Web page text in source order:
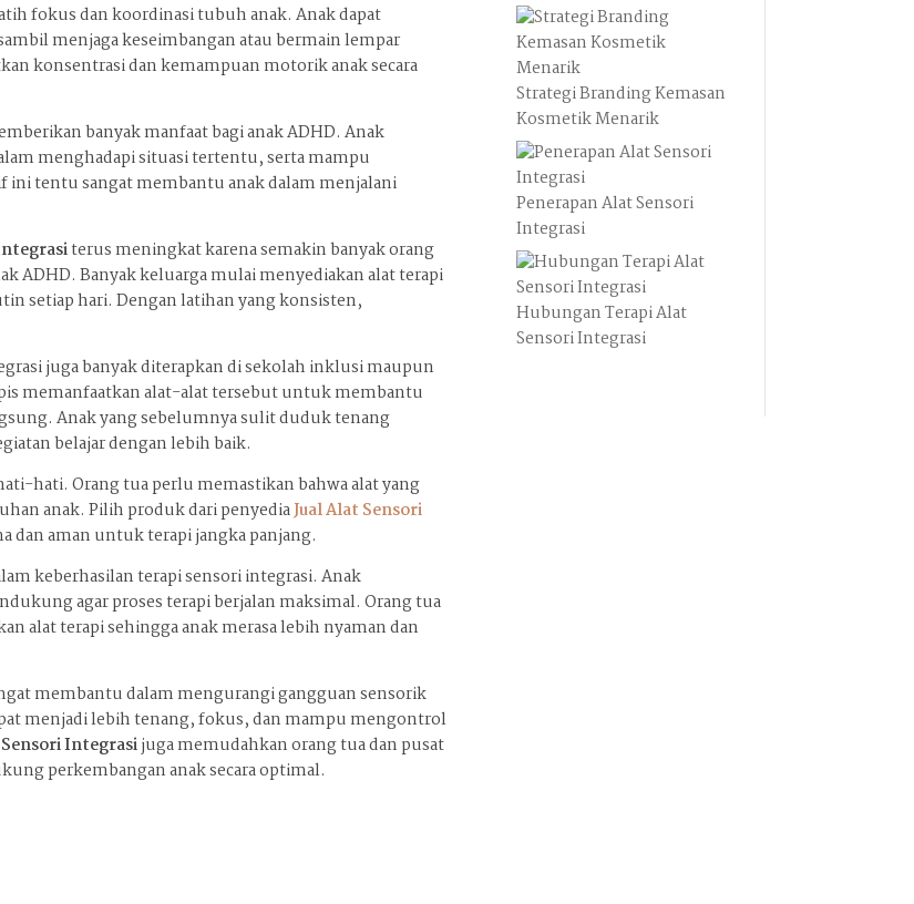
fokus dan koordinasi tubuh anak. Anak dapat
menjaga keseimbangan atau bermain lempar
konsentrasi dan kemampuan motorik anak secara
banyak manfaat bagi anak ADHD. Anak
menghadapi situasi tertentu, serta mampu
tentu sangat membantu anak dalam menjalani
terus meningkat karena semakin banyak orang
ADHD. Banyak keluarga mulai menyediakan alat terapi
setiap hari. Dengan latihan yang konsisten,
juga banyak diterapkan di sekolah inklusi maupun
memanfaatkan alat-alat tersebut untuk membantu
Anak yang sebelumnya sulit duduk tenang
belajar dengan lebih baik.
hati. Orang tua perlu memastikan bahwa alat yang
anak. Pilih produk dari penyediaJual Alat Sensori
dan aman untuk terapi jangka panjang.
keberhasilan terapi sensori integrasi. Anak
agar proses terapi berjalan maksimal. Orang tua
alat terapi sehingga anak merasa lebih nyaman dan
membantu dalam mengurangi gangguan sensorik
menjadi lebih tenang, fokus, dan mampu mengontrol
Integrasijuga memudahkan orang tua dan pusat
perkembangan anak secara optimal.
Strategi Branding Kemasan
Kosmetik Menarik
Penerapan Alat Sensori
Integrasi
Hubungan Terapi Alat
Sensori Integrasi